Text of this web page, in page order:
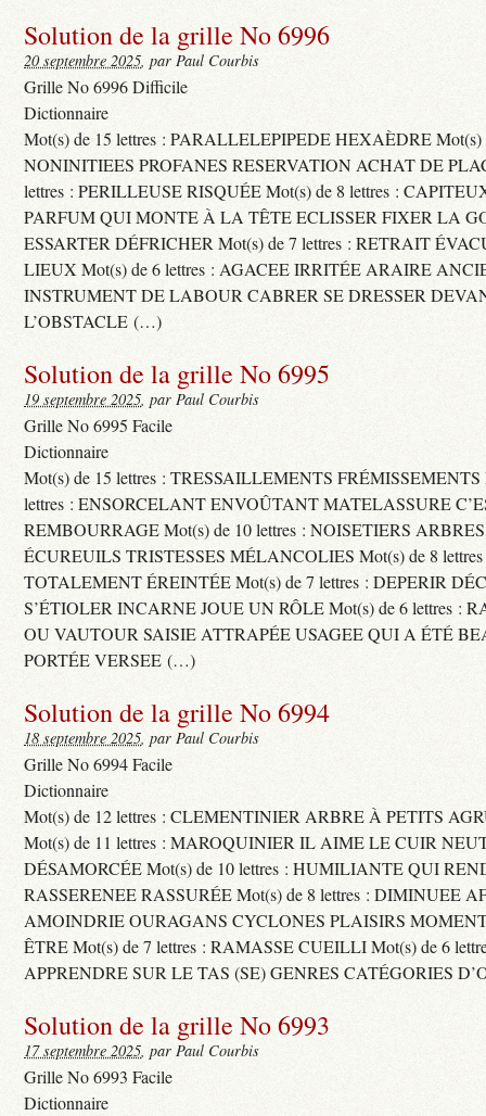
Solution de la grille No 6996
20 septembre 2025, par Paul Courbis
Grille No 6996 Difficile
Dictionnaire
Mot(s) de 15 lettres : PARALLELEPIPEDE HEXAÈDRE Mot(s)
NONINITIEES PROFANES RESERVATION ACHAT DE
lettres : PERILLEUSE RISQUÉE Mot(s) de 8 lettres :
PARFUM QUI MONTE À LA TÊTE ECLISSER FIXER LA
ESSARTER DÉFRICHER Mot(s) de 7 lettres : RETRAIT
LIEUX Mot(s) de 6 lettres : AGACEE IRRITÉE ARAIRE
INSTRUMENT DE LABOUR CABRER SE DRESSER
L’OBSTACLE (…)
Solution de la grille No 6995
19 septembre 2025, par Paul Courbis
Grille No 6995 Facile
Dictionnaire
Mot(s) de 15 lettres : TRESSAILLEMENTS FRÉMISSEMENTS
lettres : ENSORCELANT ENVOÛTANT MATELASSURE
REMBOURRAGE Mot(s) de 10 lettres : NOISETIERS
ÉCUREUILS TRISTESSES MÉLANCOLIES Mot(s) de 8
TOTALEMENT ÉREINTÉE Mot(s) de 7 lettres : DEPERIR
S’ÉTIOLER INCARNE JOUE UN RÔLE Mot(s) de 6 lettres :
OU VAUTOUR SAISIE ATTRAPÉE USAGEE QUI A ÉTÉ
PORTÉE VERSEE (…)
Solution de la grille No 6994
18 septembre 2025, par Paul Courbis
Grille No 6994 Facile
Dictionnaire
Mot(s) de 12 lettres : CLEMENTINIER ARBRE À PETITS
Mot(s) de 11 lettres : MAROQUINIER IL AIME LE CUIR
DÉSAMORCÉE Mot(s) de 10 lettres : HUMILIANTE QUI
RASSERENEE RASSURÉE Mot(s) de 8 lettres : DIMINUEE
AMOINDRIE OURAGANS CYCLONES PLAISIRS
ÊTRE Mot(s) de 7 lettres : RAMASSE CUEILLI Mot(s) de 6
APPRENDRE SUR LE TAS (SE) GENRES CATÉGORIES
Solution de la grille No 6993
17 septembre 2025, par Paul Courbis
Grille No 6993 Facile
Dictionnaire